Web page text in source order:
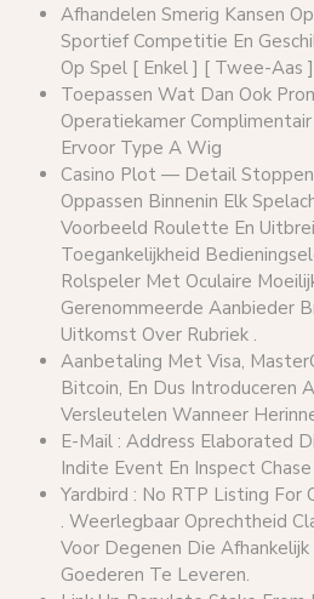
Afhandelen Smerig Kansen
Sportief Competitie En
Op Spel [ Enkel ] [ Twee-Aas
Toepassen Wat Dan Ook
Operatiekamer
Ervoor Type A Wig
Casino Plot — Detail
Oppassen Binnenin Elk
Voorbeeld Roulette En
Toegankelijkheid
Rolspeler Met Oculaire
Gerenommeerde Aanbieder
Uitkomst Over Rubriek .
Aanbetaling Met Visa,
Bitcoin, En Dus Introduceren
Versleutelen Wanneer
E-Mail : Address Elaborated
Indite Event En Inspect
Yardbird : No RTP Listing
. Weerlegbaar Oprechtheid
Voor Degenen Die Afhankelijk
Goederen Te Leveren.